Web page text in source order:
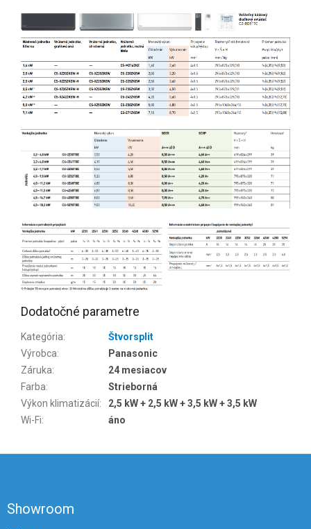
Dodatočné parametre
Kategória:
Štvorsplit
Výrobca:
Panasonic
Záruka:
24 mesiacov
Farba:
Strieborná
Výkon klimatizácií:
2,5 kW + 2,5 kW + 3,5 kW + 3,5 kW
Wi-Fi: áno
Showroom